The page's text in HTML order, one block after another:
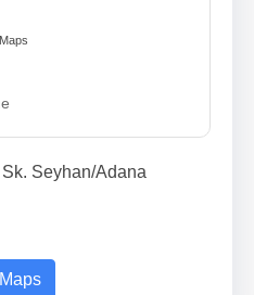
Seyhan/Adana